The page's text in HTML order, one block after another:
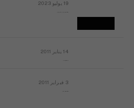
19 يوليو 2023
14 يناير 2011
3 فبراير 2011